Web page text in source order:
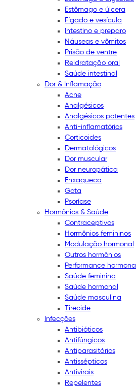
Estômago e úlcera
Fígado e vesícula
Intestino e preparo
Náuseas e vômitos
Prisão de ventre
Reidratação oral
Saúde intestinal
Dor & Inflamação
Acne
Analgésicos
Analgésicos potentes
Anti-inflamatórios
Corticoides
Dermatológicos
Dor muscular
Dor neuropática
Enxaqueca
Gota
Psoríase
Hormônios & Saúde
Contraceptivos
Hormônios femininos
Modulação hormonal
Outros hormônios
Performance hormonal
Saúde feminina
Saúde hormonal
Saúde masculina
Tireoide
Infecções
Antibióticos
Antifúngicos
Antiparasitários
Antissépticos
Antivirais
Repelentes